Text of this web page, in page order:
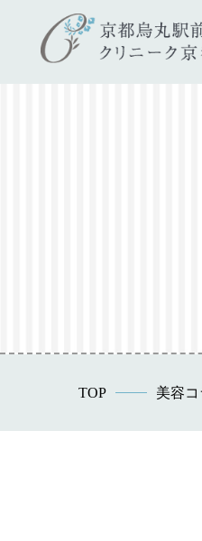
TOP 美容コ